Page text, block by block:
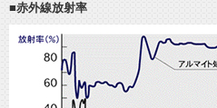
■赤外線放射率